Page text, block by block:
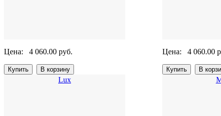
Цена: 4 060.00 руб. Цена: 4 060.00
Lux